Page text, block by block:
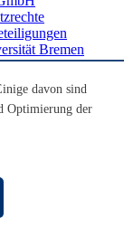
Bremen
Bremen
Bremen
davon sind
Optimierung der